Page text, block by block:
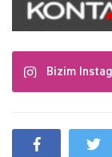
Bizim